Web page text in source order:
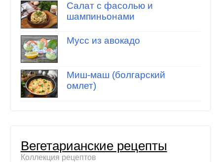
Салат с фасолью и
шампиньонами
Мусс из авокадо
Миш-маш (болгарский
омлет)
Вегетарианские рецепты
Коллекция рецептов